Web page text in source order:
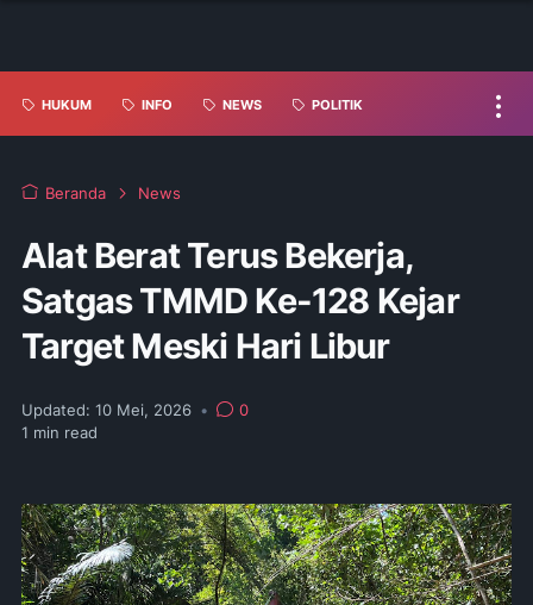
HUKUM INFO NEWS POLITIK
Beranda News
Alat Berat Terus Bekerja,
Satgas TMMD Ke-128 Kejar
Target Meski Hari Libur
Updated: 10 Mei, 2026 •
0
1 min read